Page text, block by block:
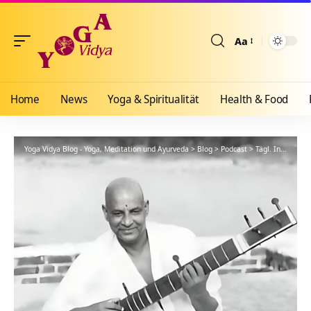
Aa
Home News Yoga & Spiritualität Health & Food
Yoga Vidya Blog - Yoga, Meditation und Ayurveda >Blog>Podcast>Tägl. Inspiration